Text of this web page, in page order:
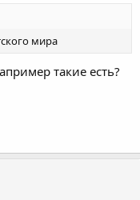
мира
такие есть?